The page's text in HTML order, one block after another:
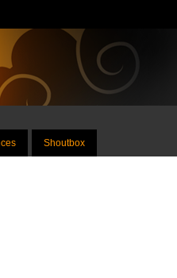
Shoutbox